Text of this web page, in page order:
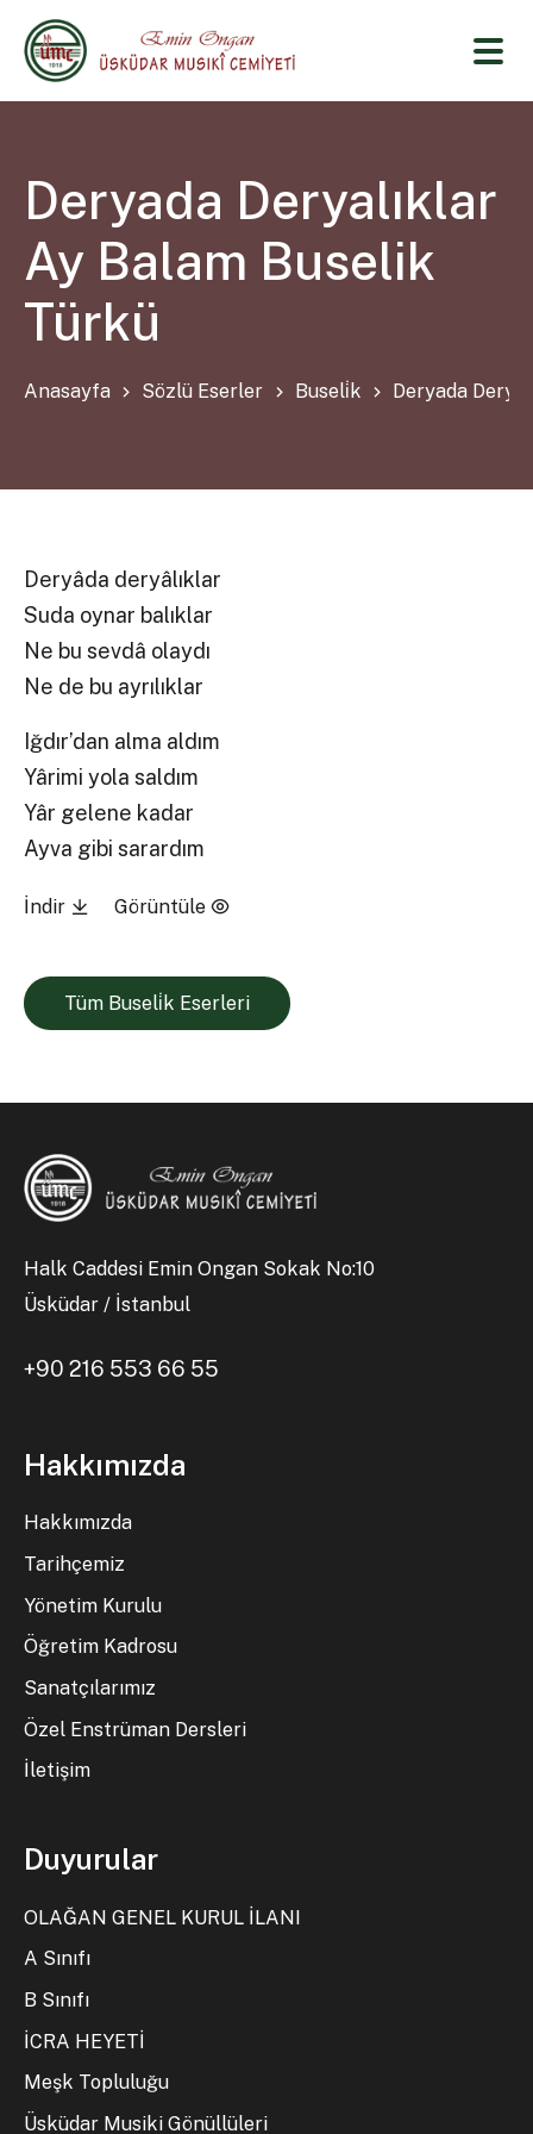
Deryada Deryalıklar
Ay Balam Buselik
Türkü
Anasayfa Sözlü Eserler Buseli̇k Deryada
Deryâda deryâlıklar
Suda oynar balıklar
Ne bu sevdâ olaydı
Ne de bu ayrılıklar
Iğdır’dan alma aldım
Yârimi yola saldım
Yâr gelene kadar
Ayva gibi sarardım
İndir Görüntüle
Tüm Buseli̇k Eserleri
Halk Caddesi Emin Ongan Sokak No:10
Üsküdar / İstanbul
+90 216 553 66 55
Hakkımızda
Hakkımızda
Tarihçemiz
Yönetim Kurulu
Öğretim Kadrosu
Sanatçılarımız
Özel Enstrüman Dersleri
İletişim
Duyurular
OLAĞAN GENEL KURUL İLANI
A Sınıfı
B Sınıfı
İCRA HEYETİ
Meşk Topluluğu
Üsküdar Musiki Gönüllüleri